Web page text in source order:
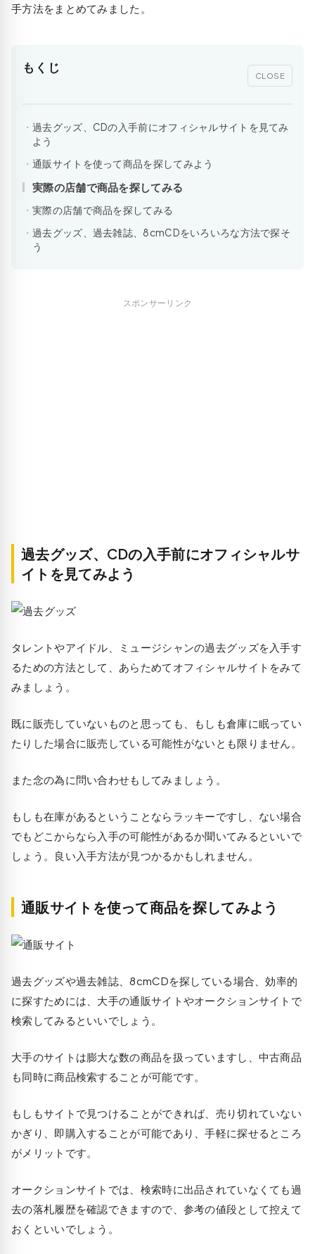
手方法をまとめてみました。
もくじ
CLOSE
過去グッズ、CDの入手前にオフィシャルサイトを見てみ
よう
通販サイトを使って商品を探してみよう
実際の店舗で商品を探してみる
実際の店舗で商品を探してみる
過去グッズ、過去雑誌、8cmCDをいろいろな方法で探そ
う
スポンサーリンク
過去グッズ、CDの入手前にオフィシャルサ
イトを見てみよう
タレントやアイドル、ミュージシャンの過去グッズを入手す
るための方法として、あらためてオフィシャルサイトをみて
みましょう。
既に販売していないものと思っても、もしも倉庫に眠ってい
たりした場合に販売している可能性がないとも限りません。
また念の為に問い合わせもしてみましょう。
もしも在庫があるということならラッキーですし、ない場合
でもどこからなら入手の可能性があるか聞いてみるといいで
しょう。良い入手方法が見つかるかもしれません。
通販サイトを使って商品を探してみよう
過去グッズや過去雑誌、8cmCDを探している場合、効率的
に探すためには、大手の通販サイトやオークションサイトで
検索してみるといいでしょう。
大手のサイトは膨大な数の商品を扱っていますし、中古商品
も同時に商品検索することが可能です。
もしもサイトで見つけることができれば、売り切れていない
かぎり、即購入することが可能であり、手軽に探せるところ
がメリットです。
オークションサイトでは、検索時に出品されていなくても過
去の落札履歴を確認できますので、参考の値段として控えて
おくといいでしょう。